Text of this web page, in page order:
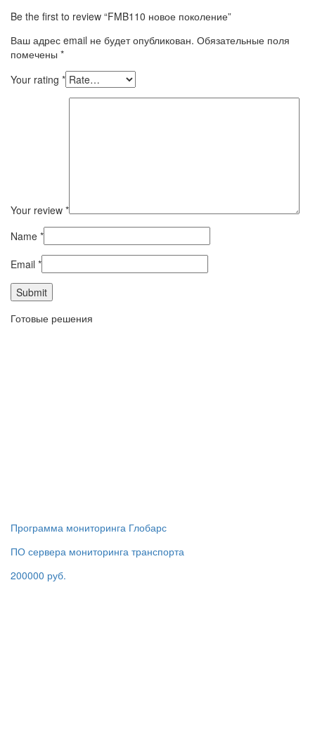
Be the first to review “FMB110 новое поколение”
Ваш адрес email не будет опубликован. Обязательные поля
помечены *
Your rating *
Your review *
Name *
Email *
Готовые решения
Программа мониторинга Глобарс
ПО сервера мониторинга транспорта
200000 руб.